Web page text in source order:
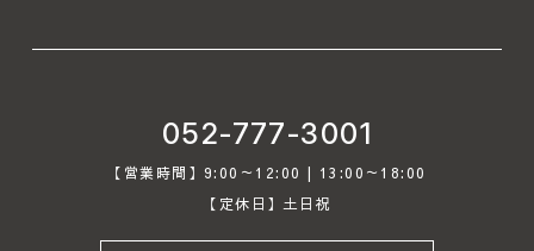
052-777-3001
【営業時間】9:00～12:00 | 13:00～18:00
【定休日】土日祝